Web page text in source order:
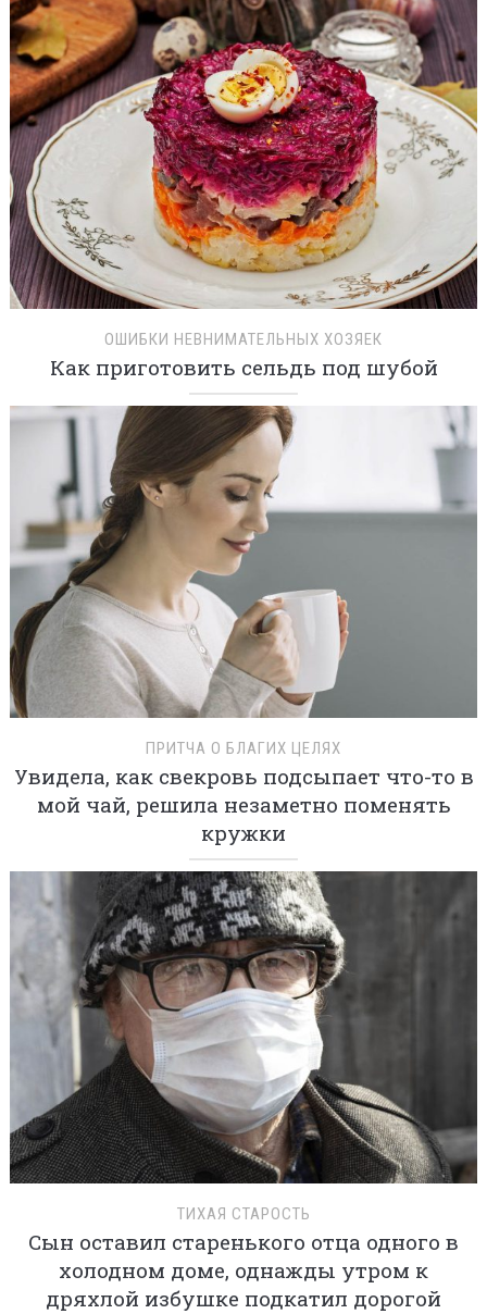
ОШИБКИ НЕВНИМАТЕЛЬНЫХ ХОЗЯЕК
Как приготовить сельдь под шубой
ПРИТЧА О БЛАГИХ ЦЕЛЯХ
Увидела, как свекровь подсыпает что-то в
мой чай, решила незаметно поменять
кружки
ТИХАЯ СТАРОСТЬ
Сын оставил старенького отца одного в
холодном доме, однажды утром к
дряхлой избушке подкатил дорогой